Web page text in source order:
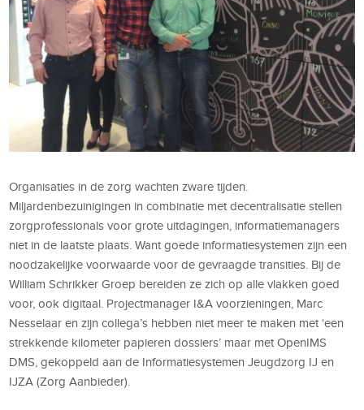
Organisaties in de zorg wachten zware tijden.
Miljardenbezuinigingen in combinatie met decentralisatie stellen
zorgprofessionals voor grote uitdagingen, informatiemanagers
niet in de laatste plaats. Want goede informatiesystemen zijn een
noodzakelijke voorwaarde voor de gevraagde transities. Bij de
William Schrikker Groep bereiden ze zich op alle vlakken goed
voor, ook digitaal. Projectmanager I&A voorzieningen, Marc
Nesselaar en zijn collega’s hebben niet meer te maken met ‘een
strekkende kilometer papieren dossiers’ maar met OpenIMS
DMS, gekoppeld aan de Informatiesystemen Jeugdzorg IJ en
IJZA (Zorg Aanbieder).